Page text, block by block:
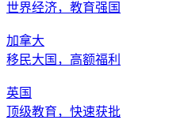
世界经济，教育强国
加拿大
移民大国，高额福利
英国
顶级教育，快速获批